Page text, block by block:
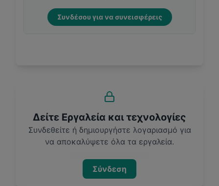
Συνδέσου για να συνεισφέρεις
Δείτε Εργαλεία και τεχνολογίες
Συνδεθείτε ή δημιουργήστε λογαριασμό για
να αποκαλύψετε όλα τα εργαλεία.
Σύνδεση